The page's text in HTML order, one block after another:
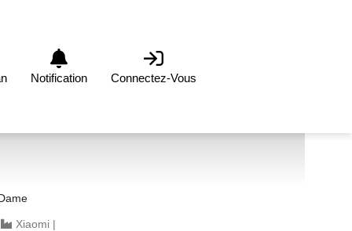
Notification Connectez-Vous
Xiaomi |